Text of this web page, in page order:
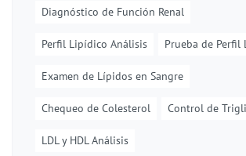
Diagnóstico de Función Renal
Perfil Lipídico Análisis Prueba de Perfil
Examen de Lípidos en Sangre
Chequeo de Colesterol Control de
LDL y HDL Análisis